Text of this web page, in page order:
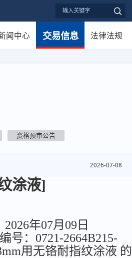
闻中心 交易信息 法律法规
资格预审公告
2026-07-08
涂液]
年07月09日
号：0721-2664B215-
用无铬耐指纹涂液 的